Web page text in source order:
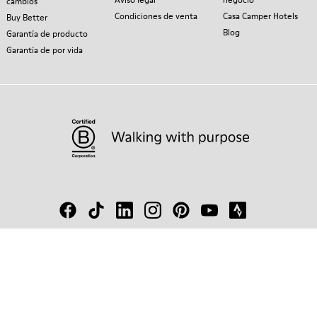
Buy Better
Garantía de producto
Garantía de por vida
Condiciones de venta
Casa Camper Hotels
Blog